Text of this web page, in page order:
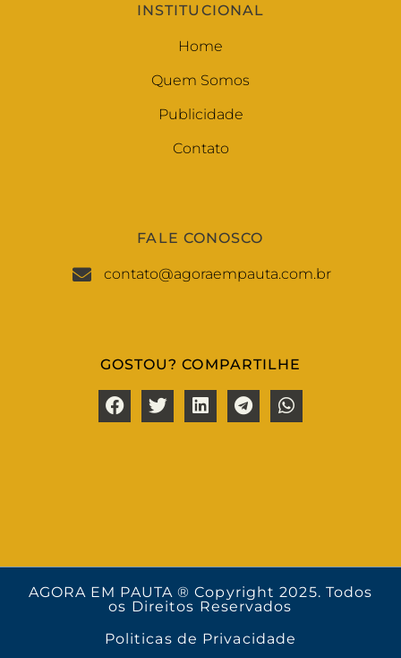
INSTITUCIONAL
Home
Quem Somos
Publicidade
Contato
FALE CONOSCO
contato@agoraempauta.com.br
GOSTOU? COMPARTILHE
AGORA EM PAUTA ® Copyright 2025. Todos
os Direitos Reservados
Politicas de Privacidade